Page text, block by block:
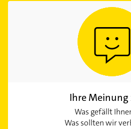
Ihre Meinung
Was gefällt
Was sollten wir